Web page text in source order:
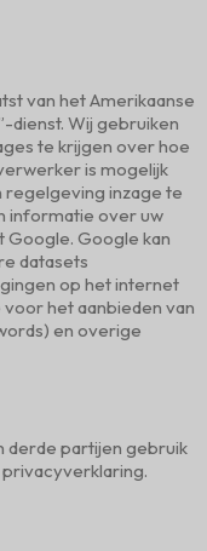
van het Amerikaanse
dienst. Wij gebruiken
te krijgen over hoe
is mogelijk
inzage te
informatie over uw
Google kan
datasets
op het internet
het aanbieden van
en overige
derde partijen gebruik